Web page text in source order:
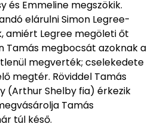
és Emmeline megszökik.
elárulni Simon Legree-
amiért Legree megöleti őt
Tamás megbocsát azoknak a
megverték; cselekedete
megtér. Röviddel Tamás
(Arthur Shelby fia) érkezik
Tamás
túl késő.